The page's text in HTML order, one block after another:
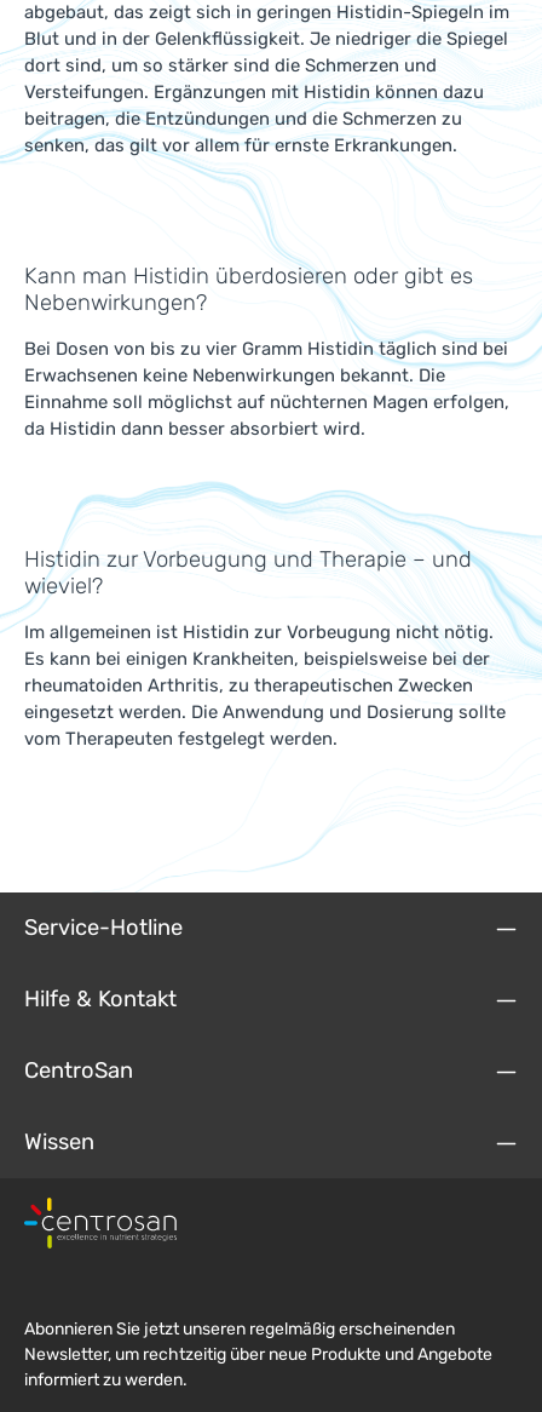
abgebaut, das zeigt sich in geringen Histidin-Spiegeln im
Blut und in der Gelenkflüssigkeit. Je niedriger die Spiegel
dort sind, um so stärker sind die Schmerzen und
Versteifungen. Ergänzungen mit Histidin können dazu
beitragen, die Entzündungen und die Schmerzen zu
senken, das gilt vor allem für ernste Erkrankungen.
Kann man Histidin überdosieren oder gibt es
Nebenwirkungen?
Bei Dosen von bis zu vier Gramm Histidin täglich sind bei
Erwachsenen keine Nebenwirkungen bekannt. Die
Einnahme soll möglichst auf nüchternen Magen erfolgen,
da Histidin dann besser absorbiert wird.
Histidin zur Vorbeugung und Therapie – und
wieviel?
Im allgemeinen ist Histidin zur Vorbeugung nicht nötig.
Es kann bei einigen Krankheiten, beispielsweise bei der
rheumatoiden Arthritis, zu therapeutischen Zwecken
eingesetzt werden. Die Anwendung und Dosierung sollte
vom Therapeuten festgelegt werden.
Service-Hotline
Hilfe & Kontakt
CentroSan
Wissen
Abonnieren Sie jetzt unseren regelmäßig erscheinenden
Newsletter, um rechtzeitig über neue Produkte und Angebote
informiert zu werden.